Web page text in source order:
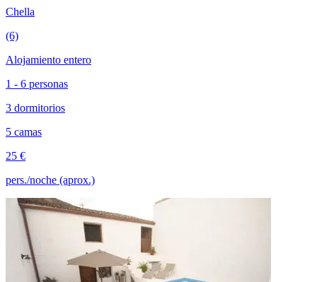
Chella
(6)
Alojamiento entero
1 - 6 personas
3 dormitorios
5 camas
25 €
pers./noche (aprox.)